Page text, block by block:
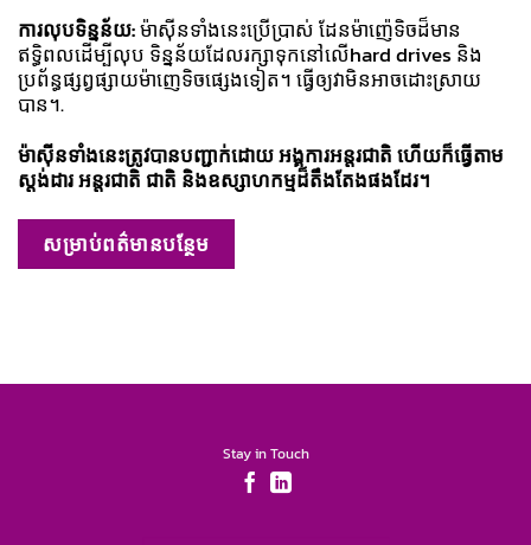
ការលុបទិន្នន័យ:ម៉ាស៊ីនទាំងនេះប្រើប្រាស់ ដែនម៉ាញ៉េទិចដ៏មាន
ឥទ្ធិពលដើម្បីលុប ទិន្នន័យដែលរក្សាទុកនៅលើhard drives និង
ប្រព័ន្ធផ្សព្វផ្សាយម៉ាញេទិចផ្សេងទៀត។ ធ្វើឲ្យវាមិនអាចដោះស្រាយ
បាន។.
ម៉ាស៊ីនទាំងនេះត្រូវបានបញ្ជាក់ដោយ អង្គការអន្តរជាតិ ហើយក៏ធ្វើតាម
ស្តង់ដារ អន្តរជាតិ ជាតិ និងឧស្សាហកម្មដ៏តឹងតែងផងដែរ។
សម្រាប់ពត៌មានបន្ថែម
Stay in Touch